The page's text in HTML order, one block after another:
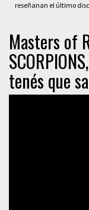
reseñanan el último
Masters of
tenés que